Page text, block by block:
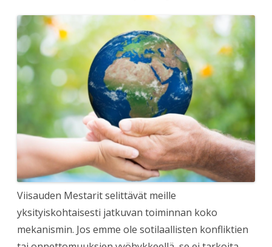
Viisauden Mestarit selittävät meille
yksityiskohtaisesti jatkuvan toiminnan koko
mekanismin. Jos emme ole sotilaallisten konfliktien